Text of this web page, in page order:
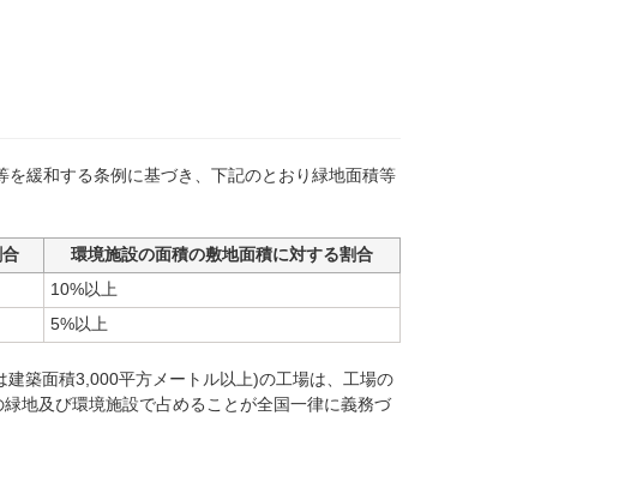
緩和する条例に基づき、下記のとおり緑地面積等
環境施設の面積の敷地面積に対する割合
10%以上
5%以上
築面積3,000平方メートル以上)の工場は、工場の
地及び環境施設で占めることが全国一律に義務づ